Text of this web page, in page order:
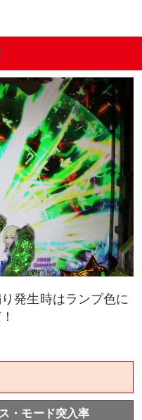
発生時はランプ色に
・モード突入率